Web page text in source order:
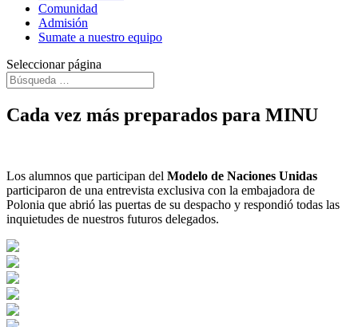
Comunidad
Admisión
Sumate a nuestro equipo
Seleccionar página
Cada vez más preparados para MINU
Los alumnos que participan del Modelo de Naciones Unidas
participaron de una entrevista exclusiva con la embajadora de
Polonia que abrió las puertas de su despacho y respondió todas las
inquietudes de nuestros futuros delegados.